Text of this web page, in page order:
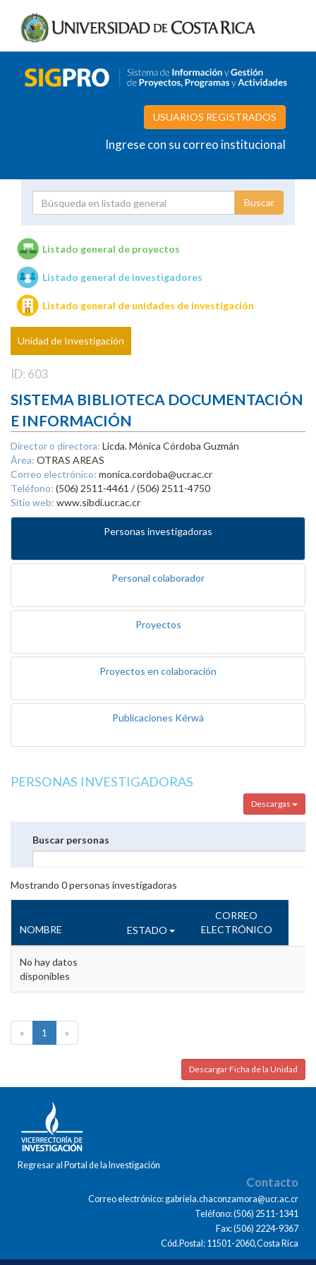
USUARIOS REGISTRADOS
Ingrese con su correo institucional
Unidades de investigación
Listado general de proyectos
Listado general de investigadores
Listado general de unidades de investigación
Unidad de Investigación
ID: 603
SISTEMA BIBLIOTECA DOCUMENTACIÓN
E INFORMACIÓN
Director o directora: Licda. Mónica Córdoba Guzmán
Área: OTRAS AREAS
Correo electrónico: monica.cordoba@ucr.ac.cr
Teléfono: (506) 2511-4461 / (506) 2511-4750
Sitio web: www.sibdi.ucr.ac.cr
Personas investigadoras
Personal colaborador
Proyectos
Proyectos en colaboración
Publicaciones Kérwá
PERSONAS INVESTIGADORAS
Descargas
Buscar personas
Mostrando 0personas investigadoras
NOMBRE ESTADO
CORREO
ELECTRÓNICO
No hay datos
disponibles
« 1 »
Descargar Ficha de la Unidad
Regresar al Portal de la Investigación
Contacto
Correo electrónico: gabriela.chaconzamora@ucr.ac.cr
Teléfono: (506) 2511-1341
Fax: (506) 2224-9367
Cód.Postal: 11501-2060,Costa Rica